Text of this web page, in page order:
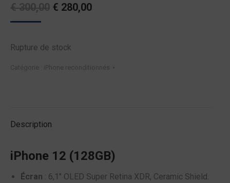
€300,00 Original
€ 300,00.
€ 280,00Current
Rupture de stock
Catégorie : iPhone reconditionnés
Description
iPhone 12 (128GB)
Écran : 6,1″ OLED Super Retina XDR, Ceramic Shield.